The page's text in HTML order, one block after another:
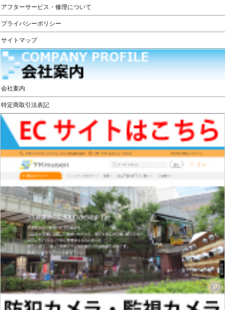
アフターサービス・修理について
プライバシーポリシー
サイトマップ
会社案内
特定商取引法表記